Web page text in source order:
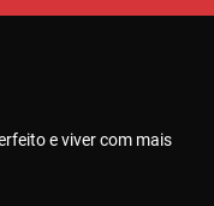
e viver com mais